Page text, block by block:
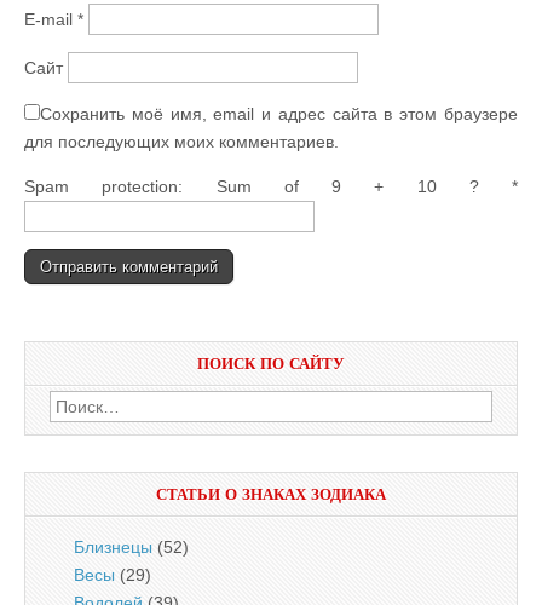
E-mail *
Сайт
Сохранить моё имя, email и адрес сайта в этом браузере
для последующих моих комментариев.
Spam protection: Sum of 9 + 10 ? *
ПОИСК ПО САЙТУ
Найти:
СТАТЬИ О ЗНАКАХ ЗОДИАКА
Близнецы (52)
Весы (29)